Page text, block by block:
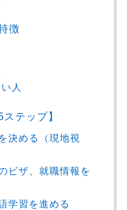
徴
人
テップ】
決める（現地視
ビザ、就職情報を
学習を進める